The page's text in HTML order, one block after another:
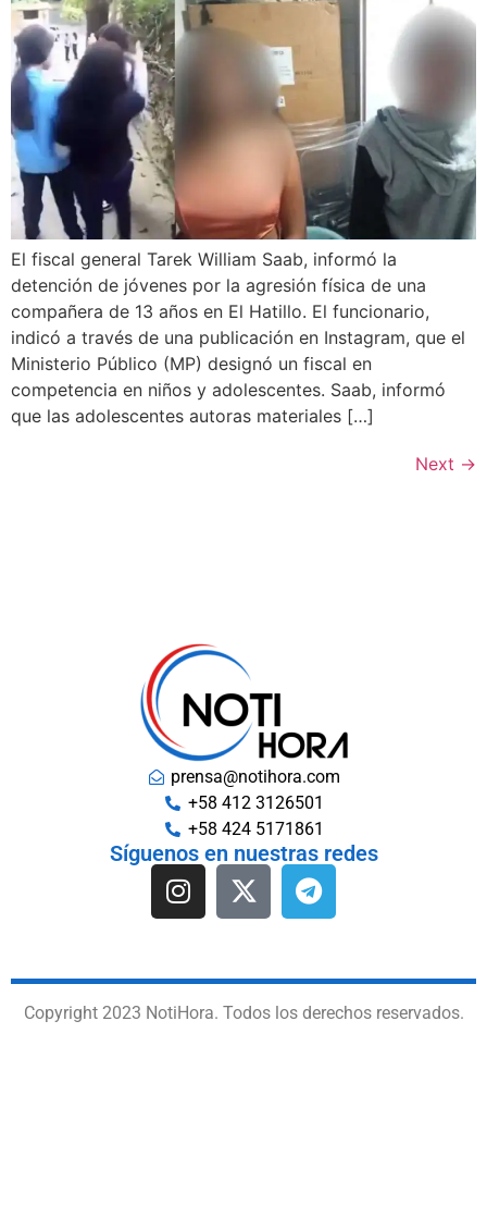
El fiscal general Tarek William Saab, informó la
detención de jóvenes por la agresión física de una
compañera de 13 años en El Hatillo. El funcionario,
indicó a través de una publicación en Instagram, que el
Ministerio Público (MP) designó un fiscal en
competencia en niños y adolescentes. Saab, informó
que las adolescentes autoras materiales […]
Next →
prensa@notihora.com
+58 412 3126501
+58 424 5171861
Síguenos en nuestras redes
Copyright 2023 NotiHora. Todos los derechos reservados.